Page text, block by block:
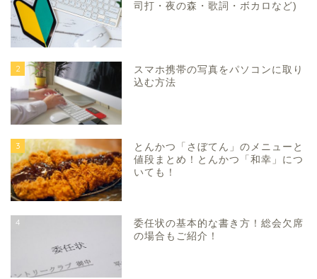
司打・夜の森・歌詞・ボカロなど)
2
スマホ携帯の写真をパソコンに取り
込む方法
3
とんかつ「さぼてん」のメニューと
値段まとめ！とんかつ「和幸」につ
いても！
4
委任状の基本的な書き方！総会欠席
の場合もご紹介！